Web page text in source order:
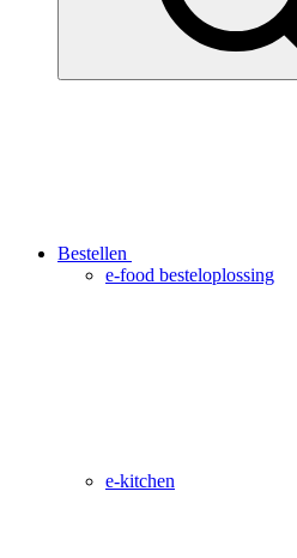
Bestellen
e-food besteloplossing
e-kitchen